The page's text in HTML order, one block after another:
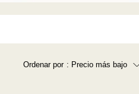
Ordenar por : Precio más bajo